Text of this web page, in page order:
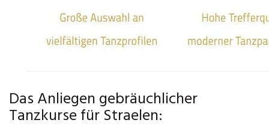
Das Anliegen gebräuchlicher
Tanzkurse für Straelen: